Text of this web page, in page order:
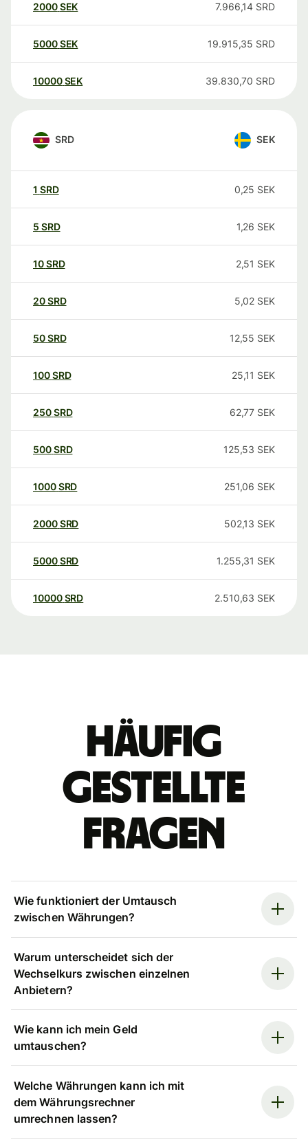
2000SEK 7.966,14 SRD
5000SEK 19.915,35 SRD
10000 SEK 39.830,70 SRD
SRD SEK
1 SRD 0,25 SEK
5 SRD 1,26 SEK
10SRD 2,51 SEK
20SRD 5,02 SEK
50SRD 12,55 SEK
100SRD 25,11 SEK
250SRD 62,77 SEK
500SRD 125,53 SEK
1000SRD 251,06 SEK
2000SRD 502,13 SEK
5000SRD 1.255,31 SEK
10000 SRD 2.510,63 SEK
Häufig
gestellte
Fragen
Wie funktioniert der Umtausch
zwischen Währungen?
Warum unterscheidet sich der
Wechselkurs zwischen einzelnen
Anbietern?
Wie kann ich mein Geld
umtauschen?
Welche Währungen kann ich mit
dem Währungsrechner
umrechnen lassen?